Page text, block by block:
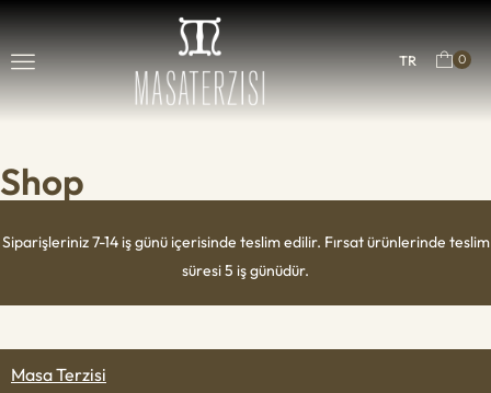
TR 0
Shop
Siparişleriniz 7-14 iş günü içerisinde teslim edilir. Fırsat ürünlerinde teslim
süresi 5 iş günüdür.
Masa Terzisi